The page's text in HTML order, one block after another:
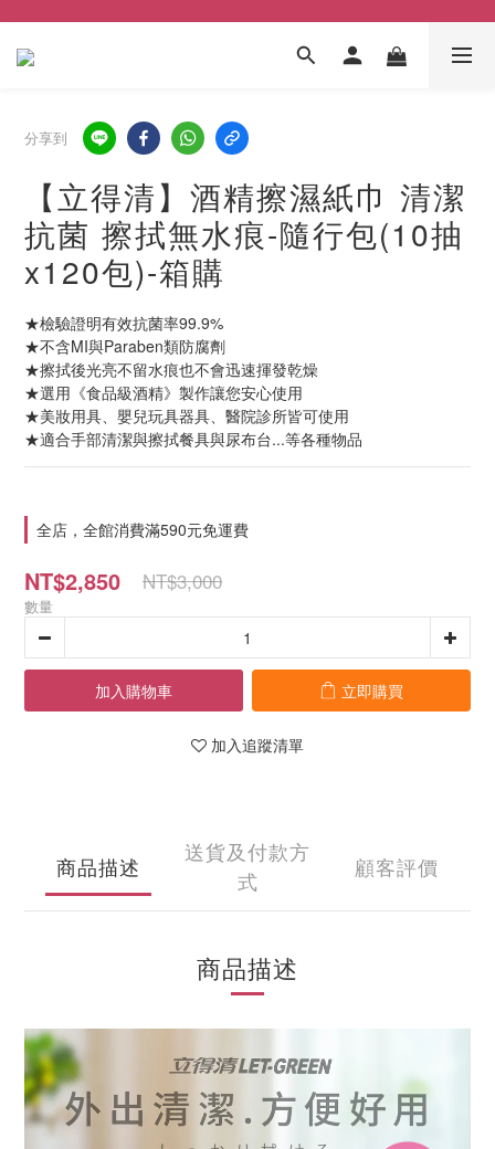
分享到
【立得清】酒精擦濕紙巾 清潔
抗菌 擦拭無水痕-隨行包(10抽
x120包)-箱購
★檢驗證明有效抗菌率99.9%
★不含MI與Paraben類防腐劑
★擦拭後光亮不留水痕也不會迅速揮發乾燥
★選用《食品級酒精》製作讓您安心使用
★美妝用具、嬰兒玩具器具、醫院診所皆可使用
★適合手部清潔與擦拭餐具與尿布台...等各種物品
全店，全館消費滿590元免運費
NT$2,850 NT$3,000
數量
加入購物車 立即購買
加入追蹤清單
商品描述
送貨及付款方
式
顧客評價
商品描述